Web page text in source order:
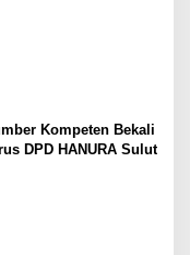
Kompeten Bekali
DPD HANURA Sulut